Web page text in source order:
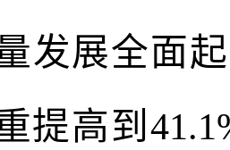
发展全面
提高到